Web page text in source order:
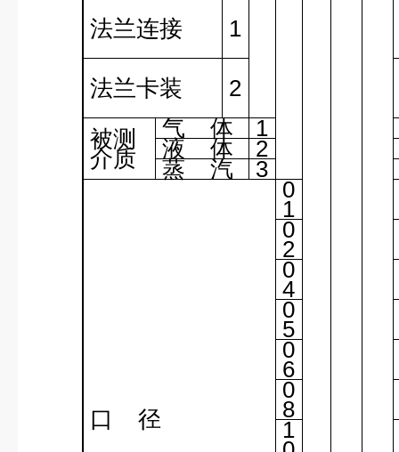
法兰连接
1
法兰卡装
2
被测
介质
气 体 1
液 体 2
蒸 汽 3
口 径
0
1
0
2
0
4
0
5
0
6
0
8
1